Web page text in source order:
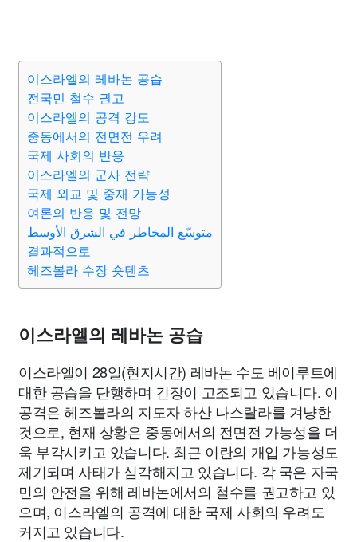
이스라엘의 레바논 공습
전국민 철수 권고
이스라엘의 공격 강도
중동에서의 전면전 우려
국제 사회의 반응
이스라엘의 군사 전략
국제 외교 및 중재 가능성
여론의 반응 및 전망
متوسّع المخاطر في الشرق الأوسط
결과적으로
헤즈볼라 수장 숏텐츠
이스라엘의 레바논 공습
이스라엘이 28일(현지시간) 레바논 수도 베이루트에
대한 공습을 단행하며 긴장이 고조되고 있습니다. 이
공격은 헤즈볼라의 지도자 하산 나스랄라를 겨냥한
것으로, 현재 상황은 중동에서의 전면전 가능성을 더
욱 부각시키고 있습니다. 최근 이란의 개입 가능성도
제기되며 사태가 심각해지고 있습니다. 각 국은 자국
민의 안전을 위해 레바논에서의 철수를 권고하고 있
으며, 이스라엘의 공격에 대한 국제 사회의 우려도
커지고 있습니다.